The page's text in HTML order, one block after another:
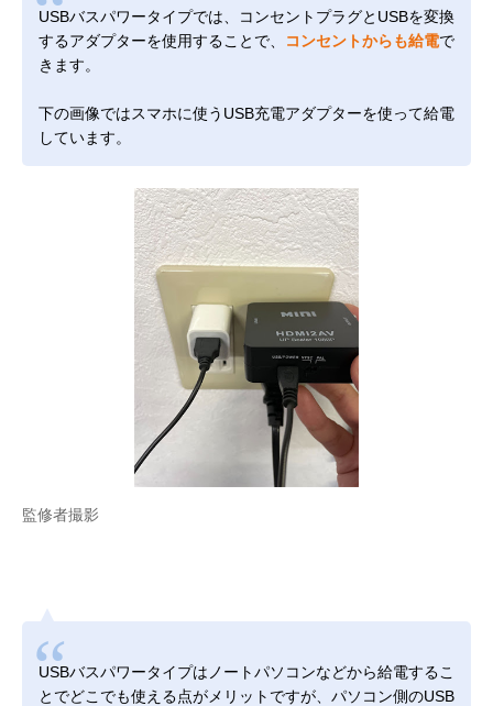
USBバスパワータイプでは、コンセントプラグとUSBを変換
するアダプターを使用することで、
コンセントからも給電で
きます。
下の画像ではスマホに使うUSB充電アダプターを使って給電
しています。
監修者撮影
USBバスパワータイプはノートパソコンなどから給電するこ
とでどこでも使える点がメリットですが、パソコン側のUSB